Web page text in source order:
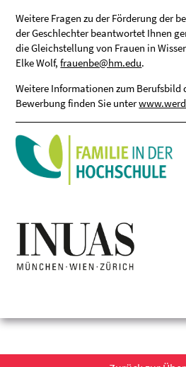
Weitere Fragen zu der Förderung der
der Geschlechter beantwortet Ihnen
die Gleichstellung von Frauen in
Elke Wolf,frauenbe@hm.edu.
Weitere Informationen zum Berufsbild
Bewerbung finden Sie unter